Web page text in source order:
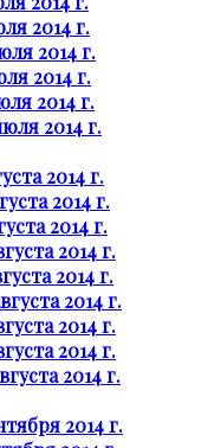
2014 г.
2014 г.
2014 г.
2014 г.
2014 г.
2014 г.
2014 г.
2014 г.
2014 г.
2014 г.
2014 г.
2014 г.
2014 г.
2014 г.
2014 г.